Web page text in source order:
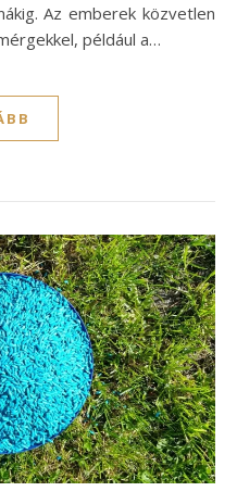
Az emberek közvetlen
például a…